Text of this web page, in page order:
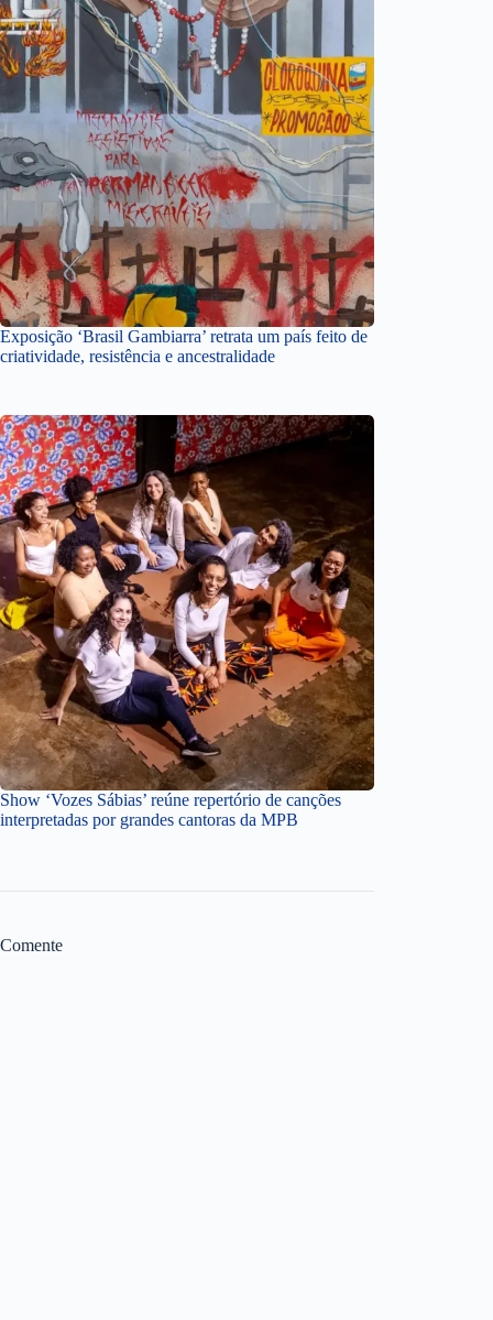
Exposição ‘Brasil Gambiarra’ retrata um país feito de
criatividade, resistência e ancestralidade
Show ‘Vozes Sábias’ reúne repertório de canções
interpretadas por grandes cantoras da MPB
Comente